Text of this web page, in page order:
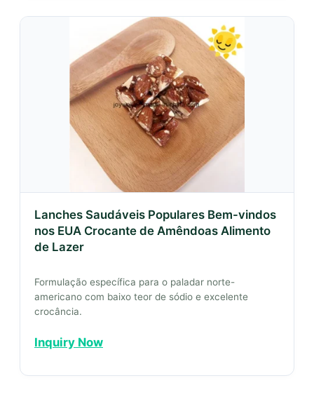
Lanches Saudáveis Populares Bem-vindos
nos EUA Crocante de Amêndoas Alimento
de Lazer
Formulação específica para o paladar norte-
americano com baixo teor de sódio e excelente
crocância.
Inquiry Now